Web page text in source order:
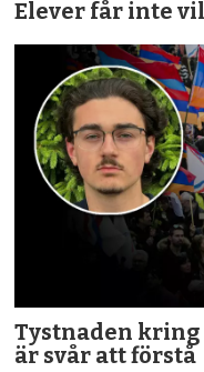
Elever får inte
Tystnaden
är svår att förstå